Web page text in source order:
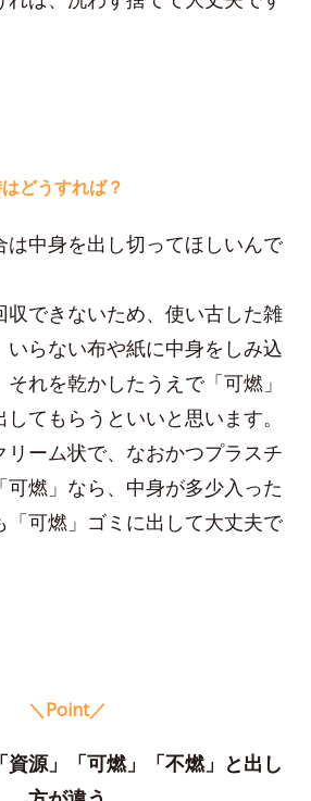
どうすれば？
は中身を出し切ってほしいんで
収できないため、使い古した雑
いらない布や紙に中身をしみ込
それを乾かしたうえで「可燃」
してもらうといいと思います。
リーム状で、なおかつプラスチ
可燃」なら、中身が多少入った
「可燃」ゴミに出して大丈夫で
＼Point／
資源」「可燃」「不燃」と出し